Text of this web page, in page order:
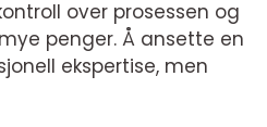
over prosessen og
penger. Å ansette en
ekspertise, men